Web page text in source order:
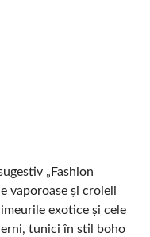
„Fashion
vaporoase și croieli
exotice și cele
tunici în stil boho